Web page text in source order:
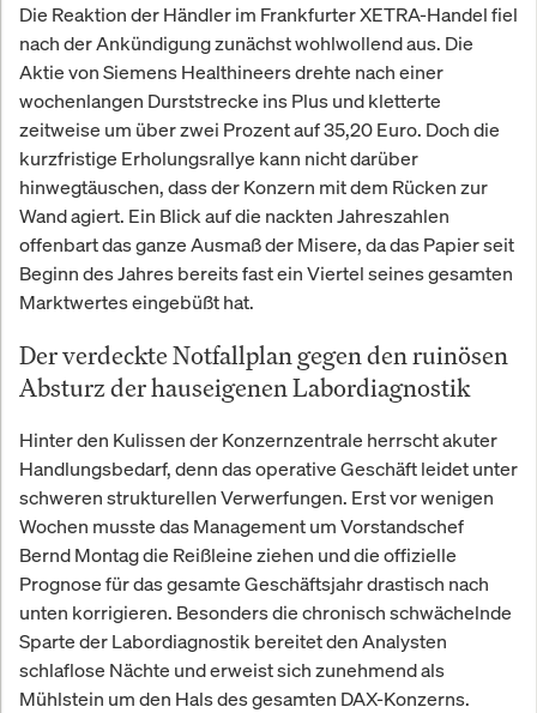
Die Reaktion der Händler im Frankfurter XETRA-Handel fiel
nach der Ankündigung zunächst wohlwollend aus. Die
Aktie von Siemens Healthineers drehte nach einer
wochenlangen Durststrecke ins Plus und kletterte
zeitweise um über zwei Prozent auf 35,20 Euro. Doch die
kurzfristige Erholungsrallye kann nicht darüber
hinwegtäuschen, dass der Konzern mit dem Rücken zur
Wand agiert. Ein Blick auf die nackten Jahreszahlen
offenbart das ganze Ausmaß der Misere, da das Papier seit
Beginn des Jahres bereits fast ein Viertel seines gesamten
Marktwertes eingebüßt hat.
Der verdeckte Notfallplan gegen den ruinösen
Absturz der hauseigenen Labordiagnostik
Hinter den Kulissen der Konzernzentrale herrscht akuter
Handlungsbedarf, denn das operative Geschäft leidet unter
schweren strukturellen Verwerfungen. Erst vor wenigen
Wochen musste das Management um Vorstandschef
Bernd Montag die Reißleine ziehen und die offizielle
Prognose für das gesamte Geschäftsjahr drastisch nach
unten korrigieren. Besonders die chronisch schwächelnde
Sparte der Labordiagnostik bereitet den Analysten
schlaflose Nächte und erweist sich zunehmend als
Mühlstein um den Hals des gesamten DAX-Konzerns.